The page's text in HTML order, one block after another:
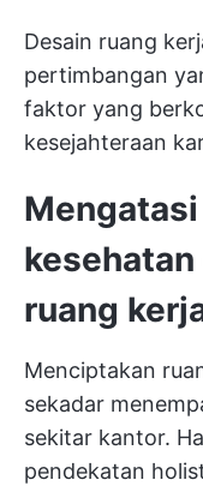
Desain ruang
pertimbangan
faktor yang
kesejahteraan
ruang
Menciptakan
sekadar
sekitar kantor.
pendekatan